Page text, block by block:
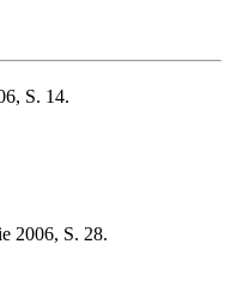
S. 14.
2006, S. 28.